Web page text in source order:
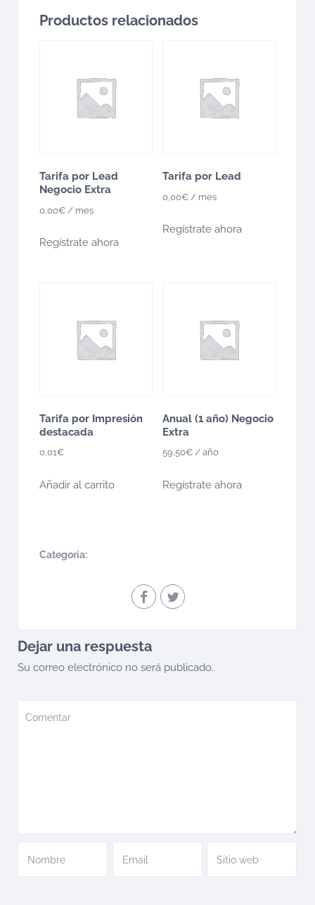
Productos relacionados
Tarifa por Lead
Negocio Extra
0,00€ / mes
Regístrate ahora
Tarifa por Lead
0,00€ / mes
Regístrate ahora
Tarifa por Impresión
destacada
0,01€
Añadir al carrito
Anual (1 año) Negocio
Extra
59,50€ / año
Regístrate ahora
Categoría:
Dejar una respuesta
Su correo electrónico no será publicado.